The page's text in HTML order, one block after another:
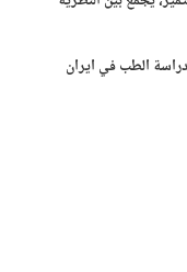
الطب في ايران